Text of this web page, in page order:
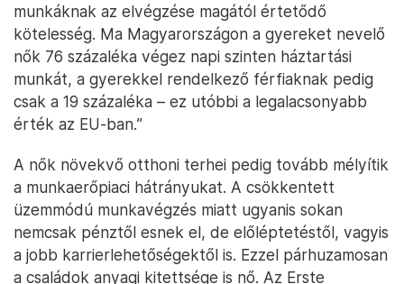
munkáknak az elvégzése magától értetődő
kötelesség. Ma Magyarországon a gyereket nevelő
nők 76 százaléka végez napi szinten háztartási
munkát, a gyerekkel rendelkező férfiaknak pedig
csak a 19 százaléka – ez utóbbi a legalacsonyabb
érték az EU-ban.”
A nők növekvő otthoni terhei pedig tovább mélyítik
a munkaerőpiaci hátrányukat. A csökkentett
üzemmódú munkavégzés miatt ugyanis sokan
nemcsak pénztől esnek el, de előléptetéstől, vagyis
a jobb karrierlehetőségektől is. Ezzel párhuzamosan
a családok anyagi kitettsége is nő. Az Erste